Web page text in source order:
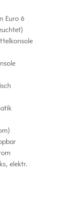
Euro 6
elektr.